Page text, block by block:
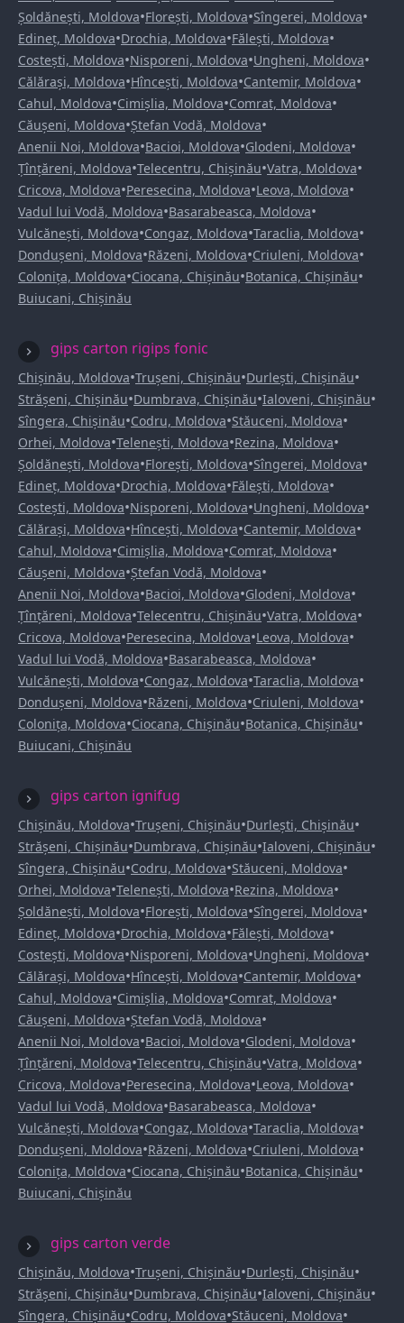
Șoldănești, Moldova•Florești, Moldova•Sîngerei, Moldova•
Edineț, Moldova•Drochia, Moldova•Fălești, Moldova•
Costești, Moldova•Nisporeni, Moldova•Ungheni, Moldova•
Călărași, Moldova•Hîncești, Moldova•Cantemir, Moldova•
Cahul, Moldova•Cimișlia, Moldova•Comrat, Moldova•
Căușeni, Moldova•Ștefan Vodă, Moldova•
Anenii Noi, Moldova•Bacioi, Moldova•Glodeni, Moldova•
Țînțăreni, Moldova•Telecentru, Chișinău•Vatra, Moldova•
Cricova, Moldova•Peresecina, Moldova•Leova, Moldova•
Vadul lui Vodă, Moldova•Basarabeasca, Moldova•
Vulcănești, Moldova•Congaz, Moldova•Taraclia, Moldova•
Dondușeni, Moldova•Răzeni, Moldova•Criuleni, Moldova•
Colonița, Moldova•Ciocana, Chișinău•Botanica, Chișinău•
Buiucani, Chișinău
gips carton rigips fonic
Chișinău, Moldova•Trușeni, Chișinău•Durlești, Chișinău•
Strășeni, Chișinău•Dumbrava, Chișinău•Ialoveni, Chișinău•
Sîngera, Chișinău•Codru, Moldova•Stăuceni, Moldova•
Orhei, Moldova•Telenești, Moldova•Rezina, Moldova•
Șoldănești, Moldova•Florești, Moldova•Sîngerei, Moldova•
Edineț, Moldova•Drochia, Moldova•Fălești, Moldova•
Costești, Moldova•Nisporeni, Moldova•Ungheni, Moldova•
Călărași, Moldova•Hîncești, Moldova•Cantemir, Moldova•
Cahul, Moldova•Cimișlia, Moldova•Comrat, Moldova•
Căușeni, Moldova•Ștefan Vodă, Moldova•
Anenii Noi, Moldova•Bacioi, Moldova•Glodeni, Moldova•
Țînțăreni, Moldova•Telecentru, Chișinău•Vatra, Moldova•
Cricova, Moldova•Peresecina, Moldova•Leova, Moldova•
Vadul lui Vodă, Moldova•Basarabeasca, Moldova•
Vulcănești, Moldova•Congaz, Moldova•Taraclia, Moldova•
Dondușeni, Moldova•Răzeni, Moldova•Criuleni, Moldova•
Colonița, Moldova•Ciocana, Chișinău•Botanica, Chișinău•
Buiucani, Chișinău
gips carton ignifug
Chișinău, Moldova•Trușeni, Chișinău•Durlești, Chișinău•
Strășeni, Chișinău•Dumbrava, Chișinău•Ialoveni, Chișinău•
Sîngera, Chișinău•Codru, Moldova•Stăuceni, Moldova•
Orhei, Moldova•Telenești, Moldova•Rezina, Moldova•
Șoldănești, Moldova•Florești, Moldova•Sîngerei, Moldova•
Edineț, Moldova•Drochia, Moldova•Fălești, Moldova•
Costești, Moldova•Nisporeni, Moldova•Ungheni, Moldova•
Călărași, Moldova•Hîncești, Moldova•Cantemir, Moldova•
Cahul, Moldova•Cimișlia, Moldova•Comrat, Moldova•
Căușeni, Moldova•Ștefan Vodă, Moldova•
Anenii Noi, Moldova•Bacioi, Moldova•Glodeni, Moldova•
Țînțăreni, Moldova•Telecentru, Chișinău•Vatra, Moldova•
Cricova, Moldova•Peresecina, Moldova•Leova, Moldova•
Vadul lui Vodă, Moldova•Basarabeasca, Moldova•
Vulcănești, Moldova•Congaz, Moldova•Taraclia, Moldova•
Dondușeni, Moldova•Răzeni, Moldova•Criuleni, Moldova•
Colonița, Moldova•Ciocana, Chișinău•Botanica, Chișinău•
Buiucani, Chișinău
gips carton verde
Chișinău, Moldova•Trușeni, Chișinău•Durlești, Chișinău•
Strășeni, Chișinău•Dumbrava, Chișinău•Ialoveni, Chișinău•
Sîngera, Chișinău•Codru, Moldova•Stăuceni, Moldova•